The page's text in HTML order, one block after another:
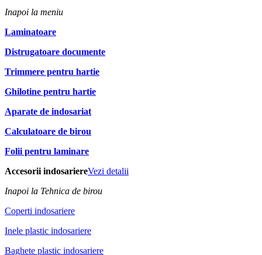
Inapoi la meniu
Laminatoare
Distrugatoare documente
Trimmere pentru hartie
Ghilotine pentru hartie
Aparate de indosariat
Calculatoare de birou
Folii pentru laminare
Accesorii indosariereVezi detalii
Inapoi la Tehnica de birou
Coperti indosariere
Inele plastic indosariere
Baghete plastic indosariere